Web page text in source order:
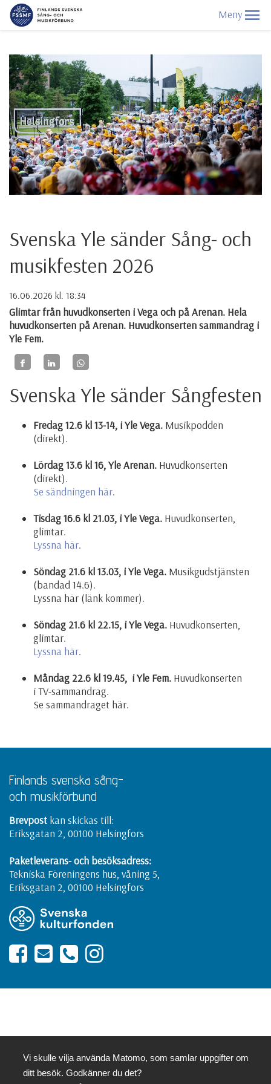
Svenska Yle sänder Sång- och
musikfesten 2026
16.06.2026 kl. 18:34
Glimtar från huvudkonserten i Vega och på Arenan. Hela
huvudkonserten på Arenan. Huvudkonserten sammandrag i
Yle Fem.
Svenska Yle sänder Sångfesten
Fredag 12.6 kl 13-14, i Yle Vega. Musikpodden
(direkt).
Lördag 13.6 kl 16, Yle Arenan. Huvudkonserten
(direkt).
Se sändningen här.
Tisdag 16.6 kl 21.03, i Yle Vega. Huvudkonserten,
glimtar.
Lyssna här.
Söndag 21.6 kl 13.03, i Yle Vega. Musikgudstjänsten
(bandad 14.6).
Lyssna här (länk kommer).
Söndag 21.6 kl 22.15, i Yle Vega. Huvudkonserten,
glimtar.
Lyssna här.
Måndag 22.6 kl 19.45, i Yle Fem. Huvudkonserten
i TV-sammandrag.
Se sammandraget här.
Finlands svenska sång-
och musikförbund
Brevpost kan skickas till:
Eriksgatan 2, 00100 Helsingfors
Paketleverans- och besöksadress:
Tekniska Föreningens hus, våning 5,
Eriksgatan 2, 00100 Helsingfors
Vi skulle vilja använda Matomo, som samlar uppgifter om
ditt besök. Godkänner du det?